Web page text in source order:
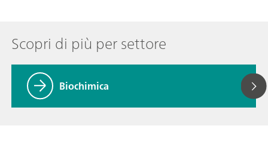
Scopri di più per settore
Biochimica